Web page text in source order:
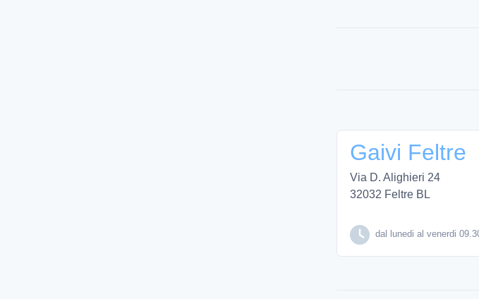
Gaivi Feltre
Via D. Alighieri 24
32032 Feltre BL
dal lunedi al venerdi